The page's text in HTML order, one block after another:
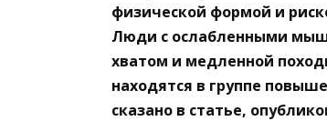
физической формой и
Люди с ослабленными
хватом и медленной
находятся в группе
сказано в статье,